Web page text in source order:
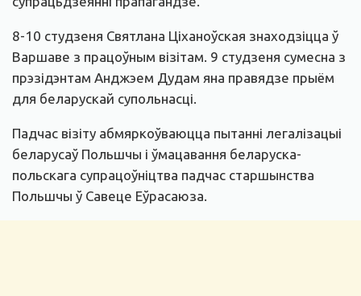
8-10 студзеня Святлана Ціханоўская знаходзіцца ў
Варшаве з працоўным візітам. 9 студзеня сумесна з
прэзідэнтам Анджэем Дудам яна правядзе прыём
для беларускай супольнасці.
Падчас візіту абмяркоўваюцца пытанні легалізацыі
беларусаў Польшчы і ўмацавання беларуска-
польскага супрацоўніцтва падчас старшынства
Польшчы ў Савеце Еўрасаюза.